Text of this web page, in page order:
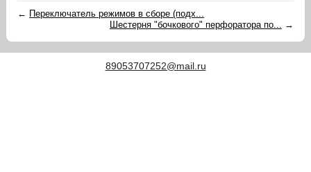
← Переключатель режимов в сборе (подх...
Шестерня "бочкового" перфоратора по... →
89053707252@mail.ru